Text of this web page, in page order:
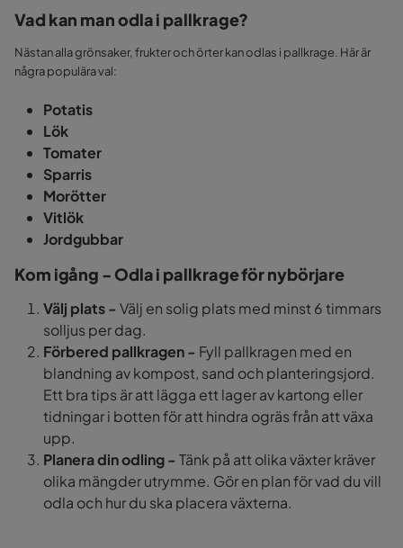
Vad kan man odla i pallkrage?
Nästan alla grönsaker, frukter och örter kan odlas i pallkrage. Här är
några populära val:
Potatis
Lök
Tomater
Sparris
Morötter
Vitlök
Jordgubbar
Kom igång - Odla i pallkrage för nybörjare
Välj plats - Välj en solig plats med minst 6 timmars
solljus per dag.
Förbered pallkragen - Fyll pallkragen med en
blandning av kompost, sand och planteringsjord.
Ett bra tips är att lägga ett lager av kartong eller
tidningar i botten för att hindra ogräs från att växa
upp.
Planera din odling - Tänk på att olika växter kräver
olika mängder utrymme. Gör en plan för vad du vill
odla och hur du ska placera växterna.